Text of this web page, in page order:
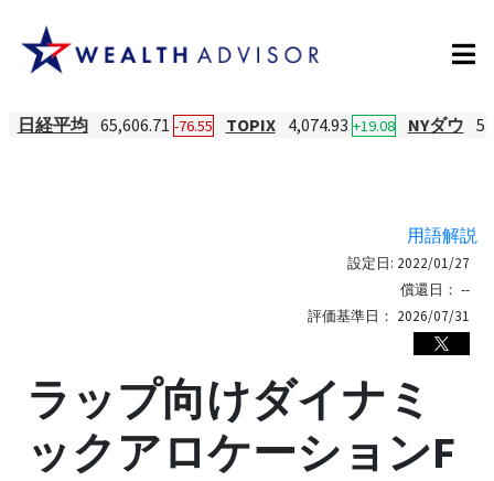
日経平均 65,606.71 -76.55 TOPIX 4,074.93 +19.08 NYダウ
用語解説
設定日: 2022/01/27
償還日： --
評価基準日： 2026/07/31
ラップ向けダイナミ
ックアロケーションF